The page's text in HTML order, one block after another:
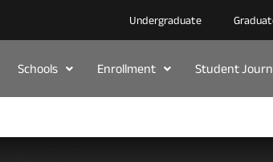
Undergraduate
Schools Enrollment Student